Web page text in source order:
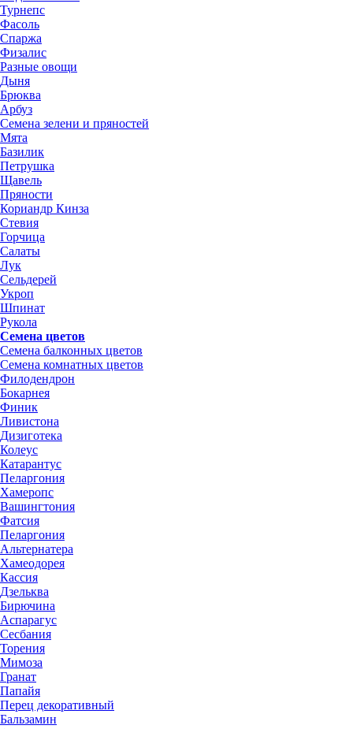
Турнепс
Фасоль
Спаржа
Физалис
Разные овощи
Дыня
Брюква
Арбуз
Семена зелени и пряностей
Мята
Базилик
Петрушка
Щавель
Пряности
Кориандр Кинза
Стевия
Горчица
Салаты
Лук
Сельдерей
Укроп
Шпинат
Рукола
Семена цветов
Семена балконных цветов
Семена комнатных цветов
Филодендрон
Бокарнея
Финик
Ливистона
Дизиготека
Колеус
Катарантус
Пеларгония
Хамеропс
Вашингтония
Фатсия
Пеларгония
Альтернатера
Хамеодорея
Кассия
Дзельква
Бирючина
Аспарагус
Сесбания
Торения
Мимоза
Гранат
Папайя
Перец декоративный
Бальзамин